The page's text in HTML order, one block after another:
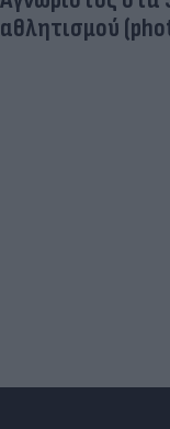
Παντρεύεται ο